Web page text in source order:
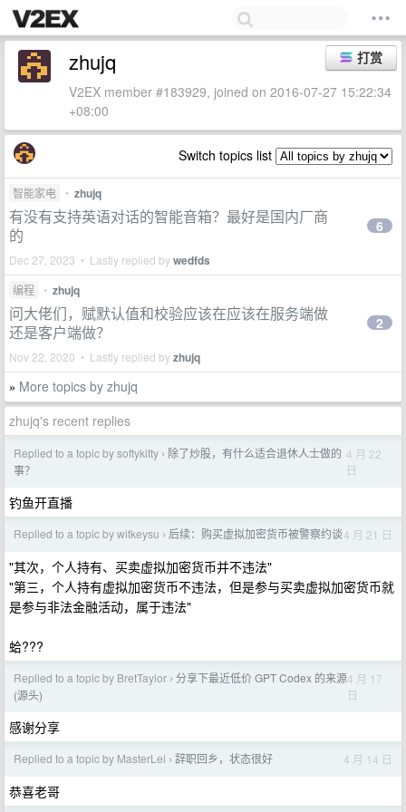
打赏
zhujq
V2EX member #183929, joined on 2016-07-27 15:22:34
+08:00
Switch topics list
智能家电 • zhujq
有没有支持英语对话的智能音箱？最好是国内厂商
的
Dec 27, 2023 • Lastly replied bywedfds
6
编程 • zhujq
问大佬们，赋默认值和校验应该在应该在服务端做
还是客户端做？
Nov 22, 2020 • Lastly replied byzhujq
2
» More topics by zhujq
zhujq's recent replies
Replied to a topic by softykitty › 除了炒股，有什么适合退休人士做的
事？
4 月 22
日
钓鱼开直播
Replied to a topic by witkeysu › 后续：购买虚拟加密货币被警察约谈4 月 21 日
"其次，个人持有、买卖虚拟加密货币并不违法"
"第三，个人持有虚拟加密货币不违法，但是参与买卖虚拟加密货币就
是参与非法金融活动，属于违法"
蛤???
Replied to a topic by BretTaylor › 分享下最近低价 GPT Codex 的来源
(源头)
4 月 17
日
感谢分享
Replied to a topic by MasterLei › 辞职回乡，状态很好 4 月 14 日
恭喜老哥